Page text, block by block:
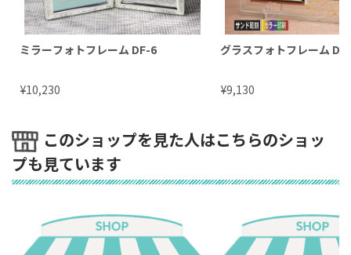
ミラーフォトフレーム DF-6
¥10,230
グラスフォトフレーム
¥9,130
このショップを見た人はこちらのショッ
プも見ています